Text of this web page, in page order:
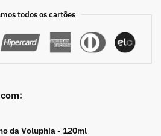
todos os cartões
da Voluphia - 120ml